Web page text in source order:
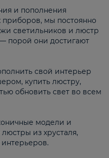
и пополнения
приборов, мы постоянно
светильников и люстр
порой они достигают
свой интерьер
купить люстру,
обновить свет во всем
модели и
из хрусталя,